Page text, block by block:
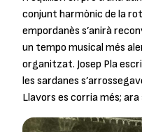
conjunt harmònic de la
empordanès s’anirà
un tempo musical més
organitzat. Josep Pla
les sardanes
Llavors es corria més; ara